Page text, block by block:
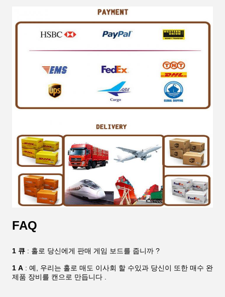
FAQ
1 큐 : 홀로 당신에게 판매 게임 보드를 줍니까 ?
1 A : 예, 우리는 홀로 매도 이사회 할 수있과 당신이 또한 매수 완
제품 장비를 캔으로 만듭니다 .